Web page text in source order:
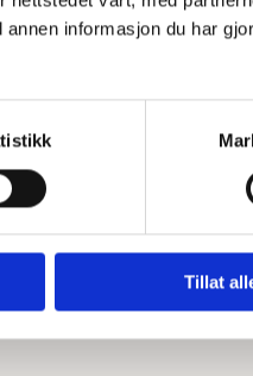
informasjon du har
Tillat
nemlig.
Line Dammen.
med havregrynene og